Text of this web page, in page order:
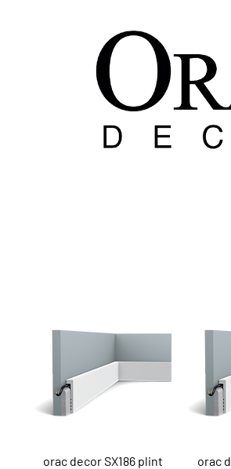
Snel overzicht
orac decor SX186 plint orac